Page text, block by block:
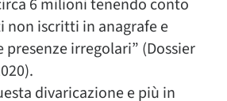
6 milioni tenendo conto
non iscritti in anagrafe e
presenze irregolari” (Dossier
divaricazione e più in